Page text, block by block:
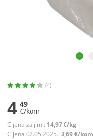
(4)
4 49
€/kom
Cijena za j.m.: 14,97 €/kg
Cijena 02.05.2025.: 3,69 €/kom